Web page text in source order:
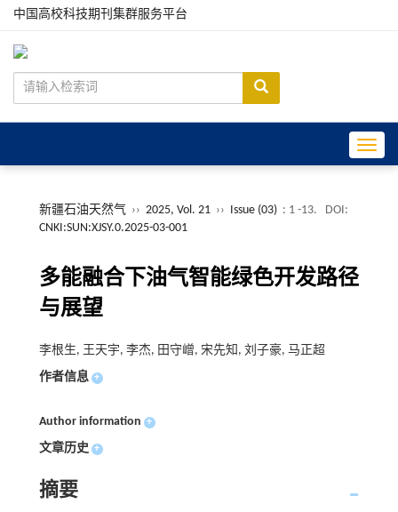
中国高校科技期刊集群服务平台
新疆石油天然气 ›› 2025, Vol. 21 ›› Issue (03) : 1 -13.
DOI:
CNKI:SUN:XJSY.0.2025-03-001
多能融合下油气智能绿色开发路径
与展望
李根生, 王天宇, 李杰, 田守嶒, 宋先知, 刘子豪, 马正超
作者信息 +
Author information +
文章历史 +
摘要